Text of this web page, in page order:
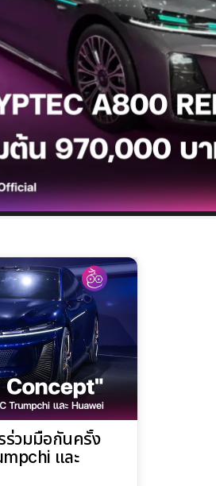
ร่วมมือกันครั้ง
และ